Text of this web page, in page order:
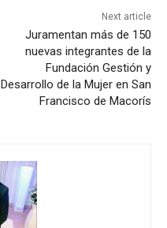
Next article
Juramentan más de 150
nuevas integrantes de la
Fundación Gestión y
Desarrollo de la Mujer en San
Francisco de Macorís